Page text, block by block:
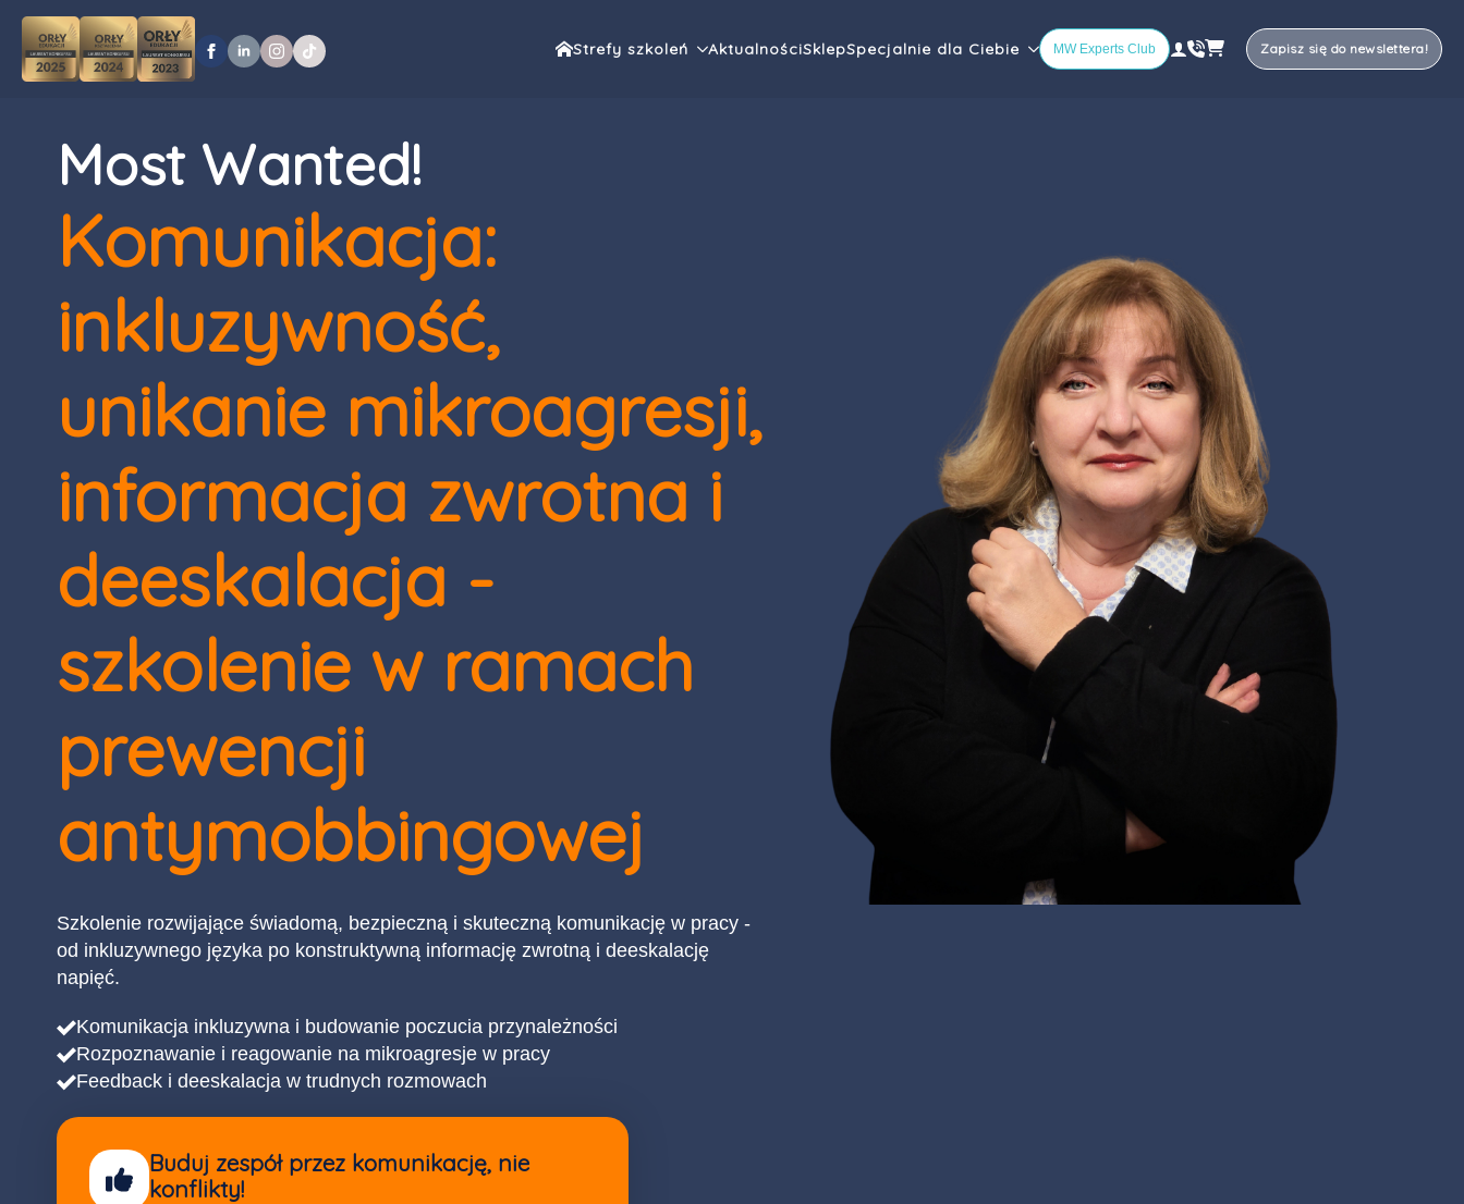
Strefy szkoleń AktualnościSklepSpecjalnie dla Ciebie MW Experts Club Zapisz się do newslettera!
Most Wanted!
Komunikacja:
inkluzywność,
unikanie mikroagresji,
informacja zwrotna i
deeskalacja -
szkolenie w ramach
prewencji
antymobbingowej
Szkolenie rozwijające świadomą, bezpieczną i skuteczną komunikację w pracy -
od inkluzywnego języka po konstruktywną informację zwrotną i deeskalację
napięć.
Komunikacja inkluzywna i budowanie poczucia przynależności
Rozpoznawanie i reagowanie na mikroagresje w pracy
Feedback i deeskalacja w trudnych rozmowach
Buduj zespół przez komunikację, nie
konflikty!